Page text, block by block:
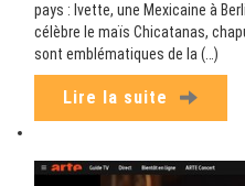
pays : Ivette, une Mexicaine à
célèbre le maïs Chicatanas,
sont emblématiques de la (…)
Lire la suite